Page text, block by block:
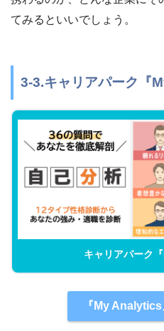
てみるといいでしょう。
3-3.キャリアパーク『
キャリアパーク
『My